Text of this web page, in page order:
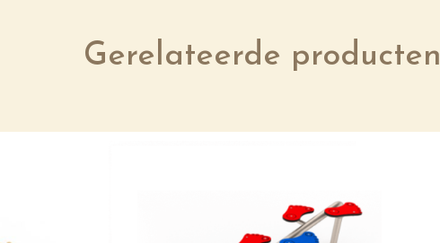
Gerelateerde producten